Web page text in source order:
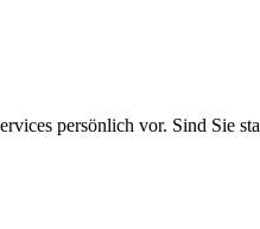
persönlich vor. Sind Sie